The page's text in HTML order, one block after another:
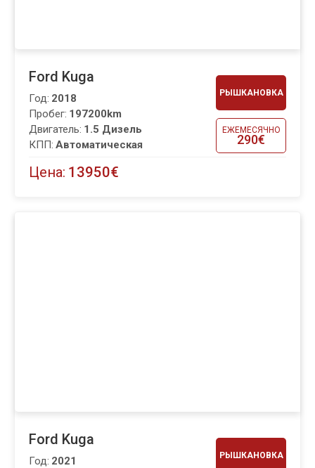
РЫШКАНОВКА
ЕЖЕМЕСЯЧНО
290€
Ford Kuga
Пробег: 197200km
Год: 2018
Двигатель: 1.5 Дизель
КПП: Автоматическая
Цена: 13950€
РЫШКАНОВКА
Ford Kuga
Год: 2021